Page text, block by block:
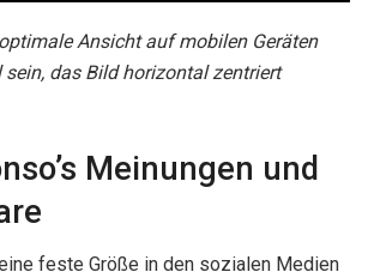
Ansicht auf mobilen Geräten
das Bild horizontal zentriert
Meinungen und
feste Größe in den sozialen Medien